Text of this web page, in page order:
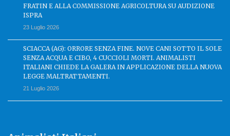
FRATIN E ALLA COMMISSIONE AGRICOLTURA SU AUDIZIONE
ISPRA
23 Luglio 2026
SCIACCA (AG): ORRORE SENZA FINE. NOVE CANI SOTTO IL SOLE
SENZA ACQUA E CIBO, 4 CUCCIOLI MORTI. ANIMALISTI
ITALIANI CHIEDE LA GALERA IN APPLICAZIONE DELLA NUOVA
LEGGE MALTRATTAMENTI.
21 Luglio 2026